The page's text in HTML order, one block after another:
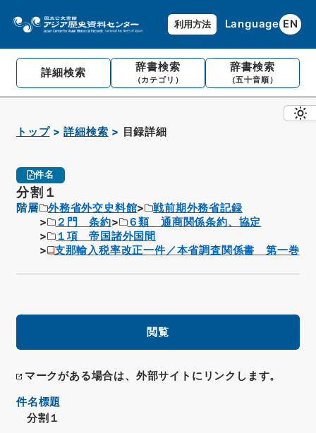
利用方法 Language EN
詳細検索 辞書検索
（カテゴリ）
辞書検索
（五十音順）
トップ 詳細検索 目録詳細
件名
分割１
階層 外務省外交史料館
戦前期外務省記録
２門 条約
６類 通商関係条約、協定
１項 帝国諸外国間
支那輸入税率改正一件／本省調査関係書 第一巻
閲覧
マークがある場合は、外部サイトにリンクします。
件名標題
分割１